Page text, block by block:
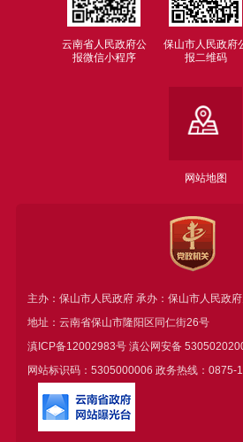
云南省人民政府公
报微信小程序
保山市人民政府
报二维码
网站地图
主办：保山市人民政府 承办：保山市人民政
地址：云南省保山市隆阳区同仁街26号
滇ICP备12002983号滇公网安备
网站标识码：5305000006 政务热线：0875-